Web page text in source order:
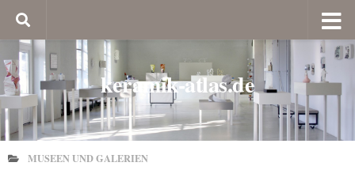
keramik-atlas.de
MUSEEN UND GALERIEN